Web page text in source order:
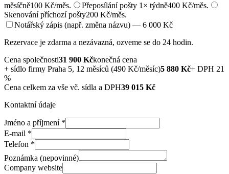
měsíčně100 Kč/měs. Přeposílání pošty 1× týdně400 Kč/měs.
Skenování příchozí pošty200 Kč/měs.
Notářský zápis (např. změna názvu) — 6 000 Kč
Rezervace je zdarma a nezávazná, ozveme se do 24 hodin.
Cena společnosti31 900 Kčkonečná cena
+ sídlo firmy Praha 5, 12 měsíců (490 Kč/měsíc)5 880 Kč+ DPH 21
%
Cena celkem za vše vč. sídla a DPH39 015 Kč
Kontaktní údaje
Jméno a příjmení*
E-mail *
Telefon *
Poznámka (nepovinné)
Company website